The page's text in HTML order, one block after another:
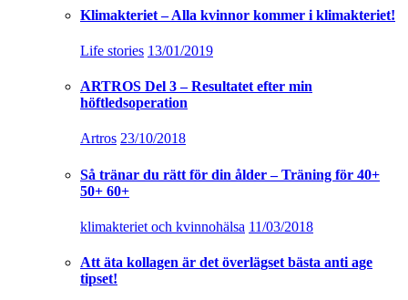
Klimakteriet – Alla kvinnor kommer i klimakteriet!
Life stories 13/01/2019
ARTROS Del 3 – Resultatet efter min
höftledsoperation
Artros 23/10/2018
Så tränar du rätt för din ålder – Träning för 40+
50+ 60+
klimakteriet och kvinnohälsa 11/03/2018
Att äta kollagen är det överlägset bästa anti age
tipset!